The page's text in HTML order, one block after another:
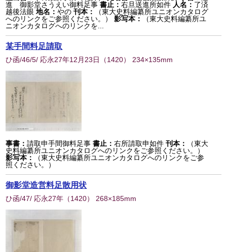
進 御影堂さうえい御料足事書止：右旦送進所如件 人名： 了済
越後法眼 地名：やの 刊本：
（東大史料編纂所ユニオンカタログ
へのリンクをご参照ください。）
影写本：
（東大史料編纂所ユ
ニオンカタログへのリンクを...
某手間料足請取
ひ函/46/5/ 応永27年12月23日 （1420） 234×135mm
事書：請取申手間御料足事書止：右所請取申如件 刊本：
（東大
史料編纂所ユニオンカタログへのリンクをご参照ください。）
影写本：
（東大史料編纂所ユニオンカタログへのリンクをご参
照ください。）
御影堂造営料足散用状
ひ函/47/ 応永27年 （1420） 268×185mm